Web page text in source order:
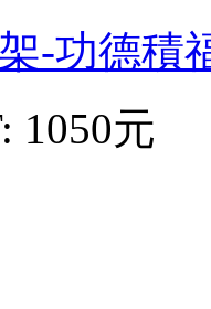
-功德積
1050元